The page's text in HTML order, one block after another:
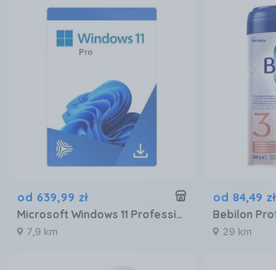
od 639,99 zł
Microsoft Windows 11 Professional 32/64 BiT
7,9 km
od 84,49 zł
29 km